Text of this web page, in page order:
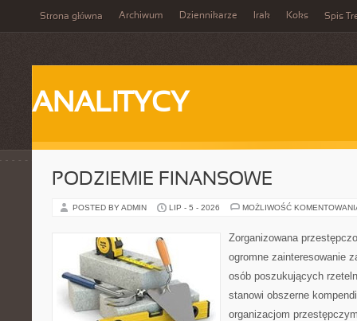
Strona główna Archiwum Dziennikarze Irak Koks Spis
ANALITYCY
PODZIEMIE FINANSOWE
POSTED BY ADMIN LIP - 5 - 2026 MOŻLIWOŚĆ
Zorganizowana
ogromne zainteresowanie
osób poszukujących
stanowi obszerne
organizacjom